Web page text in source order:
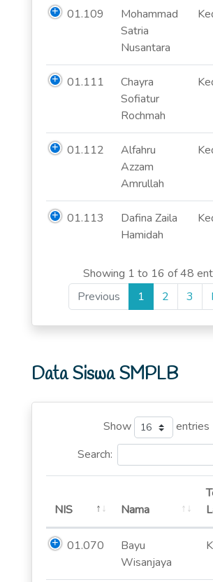
01.109
Mohammad
Satria
Nusantara
01.111
Chayra
Sofiatur
Rochmah
01.112
Alfahru
Azzam
Amrullah
01.113
Dafina Zaila
Hamidah
Showing 1 to 16 of 48
Previous
1 2 3
Data Siswa SMPLB
Show
entries
Search:
NIS Nama
01.070
Bayu
Wisanjaya